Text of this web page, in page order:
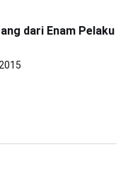
dari Enam Pelaku